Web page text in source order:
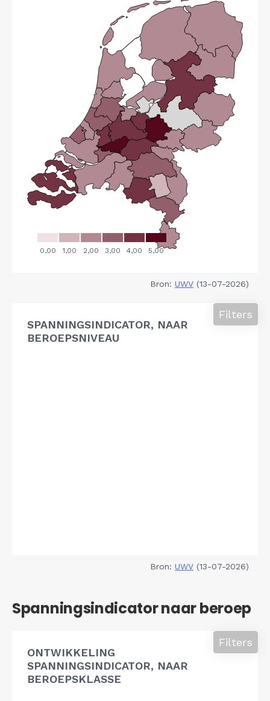
Bron: UWV (13-07-2026)
SPANNINGSINDICATOR, NAAR
BEROEPSNIVEAU
Filters
Bron: UWV (13-07-2026)
Spanningsindicator naar beroep
ONTWIKKELING
SPANNINGSINDICATOR, NAAR
BEROEPSKLASSE
Filters